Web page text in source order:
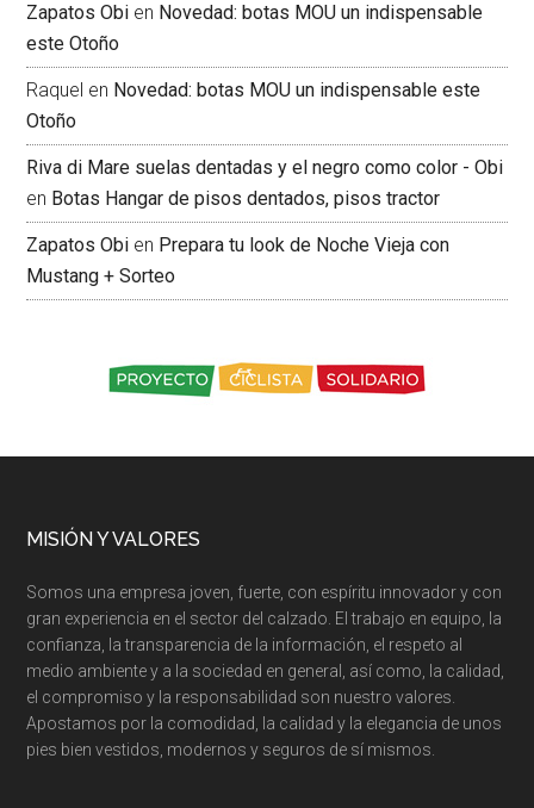
Zapatos Obi en Novedad: botas MOU un indispensable
este Otoño
Raquel en Novedad: botas MOU un indispensable este
Otoño
Riva di Mare suelas dentadas y el negro como color - Obi
en Botas Hangar de pisos dentados, pisos tractor
Zapatos Obi en Prepara tu look de Noche Vieja con
Mustang + Sorteo
MISIÓN Y VALORES
Somos una empresa joven, fuerte, con espíritu innovador y con
gran experiencia en el sector del calzado. El trabajo en equipo, la
confianza, la transparencia de la información, el respeto al
medio ambiente y a la sociedad en general, así como, la calidad,
el compromiso y la responsabilidad son nuestro valores.
Apostamos por la comodidad, la calidad y la elegancia de unos
pies bien vestidos, modernos y seguros de sí mismos.